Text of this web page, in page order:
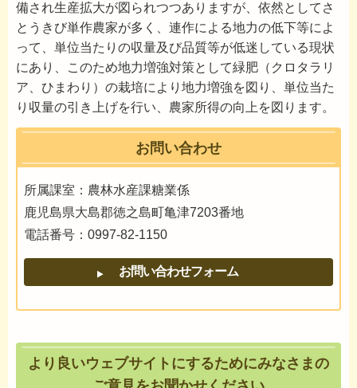
備され生産拡大が図られつつありますが、依然としてさ
とうきび単作農家が多く、連作による地力の低下等によ
って、単位当たりの収量及び品質等が低迷している現状
にあり、このため地力増強対策として緑肥（クロタラリ
ア、ひまわり）の栽培により地力増強を図り、単位当た
り収量の引き上げを行い、農家所得の向上を図ります。
お問い合わせ
所属課室：農林水産課糖業係
鹿児島県大島郡徳之島町亀津7203番地
電話番号：0997-82-1150
より良いウェブサイトにするためにみなさまの